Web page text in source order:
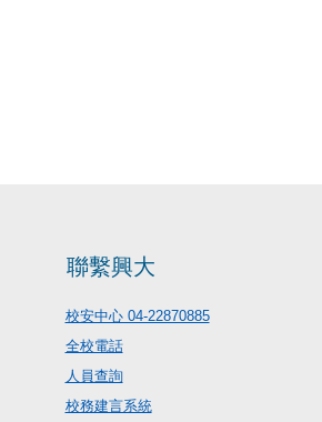
聯繫興大
校安中心 04-22870885
全校電話
人員查詢
校務建言系統